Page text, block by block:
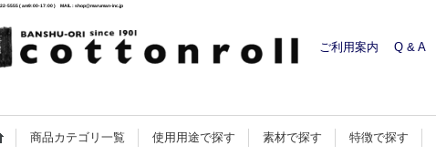
22-5555 ( am9:00-17:00 ) MAIL : shop@maruman-inc.jp
ご利用案内 Q & A
商品カテゴリ一覧 使用用途で探す 素材で探す 特徴で探す